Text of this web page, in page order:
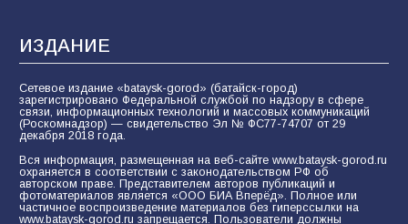
ИЗДАНИЕ
Сетевое издание «bataysk-gorod» (батайск-город)
зарегистрировано Федеральной службой по надзору в сфере
связи, информационных технологий и массовых коммуникаций
(Роскомнадзор) — свидетельство Эл № ФС77-74707 от 29
декабря 2018 года.
Вся информация, размещенная на веб-сайте www.bataysk-gorod.ru
охраняется в соответствии с законодательством РФ об
авторском праве. Представителем авторов публикаций и
фотоматериалов является «ООО БИА Вперёд». Полное или
частичное воспроизведение материалов без гиперссылки на
www.bataysk-gorod.ru запрещается. Пользователи должны